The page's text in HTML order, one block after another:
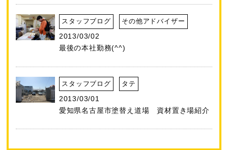
スタッフブログ その他アドバイザー
2013/03/02
最後の本社勤務(^^)
スタッフブログ タテ
2013/03/01
愛知県名古屋市塗替え道場 資材置き場紹介